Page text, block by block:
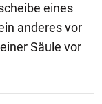
eines
anderes vor
Säule vor